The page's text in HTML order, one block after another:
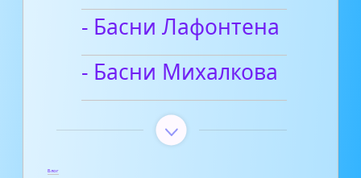
- Басни Лафонтена
- Басни Михалкова
Блог